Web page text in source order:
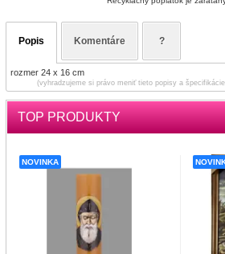
Popis Komentáre ?
rozmer 24 x 16 cm
(vyhradzujeme si právo meniť tieto popisy a
TOP PRODUKTY
NOVINKA